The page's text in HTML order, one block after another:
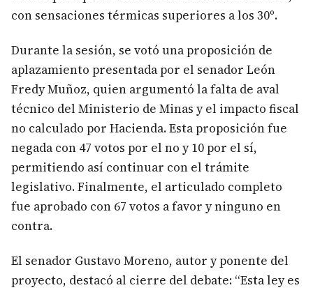
con sensaciones térmicas superiores a los 30º.
Durante la sesión, se votó una proposición de
aplazamiento presentada por el senador León
Fredy Muñoz, quien argumentó la falta de aval
técnico del Ministerio de Minas y el impacto fiscal
no calculado por Hacienda. Esta proposición fue
negada con 47 votos por el no y 10 por el sí,
permitiendo así continuar con el trámite
legislativo. Finalmente, el articulado completo
fue aprobado con 67 votos a favor y ninguno en
contra.
El senador Gustavo Moreno, autor y ponente del
proyecto, destacó al cierre del debate: “Esta ley es